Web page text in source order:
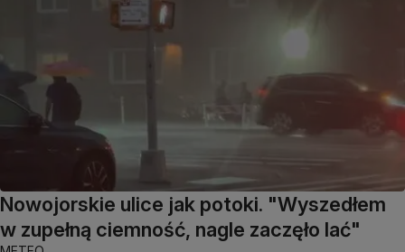
Nowojorskie ulice jak potoki. "Wyszedłem
w zupełną ciemność, nagle zaczęło lać"